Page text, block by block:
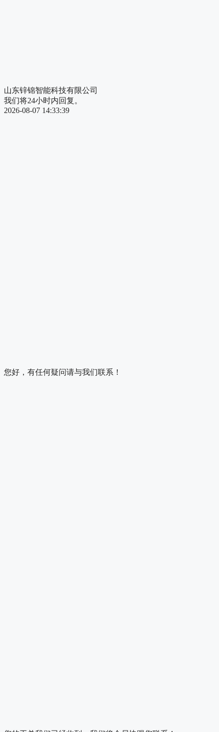
山东锌锦智能科技有限公司
我们将24小时内回复。
2026-08-07 14:33:39
您好，有任何疑问请与我们联系！